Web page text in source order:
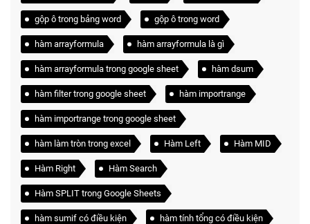
gộp ô trong bảng word gộp ô trong word
hàm arrayformula hàm arrayformula là gì
hàm arrayformula trong google sheet hàm dsum
hàm filter trong google sheet hàm importrange
hàm importrange trong google sheet
hàm làm tròn trong excel Hàm Left Hàm MID
Hàm Right Hàm Search
Hàm SPLIT trong Google Sheets
hàm sumif có điều kiện hàm tính tổng có điều kiện